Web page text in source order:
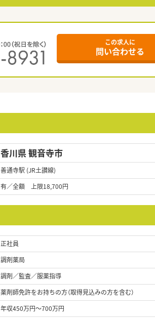
この求人に
問い合わせる
香川県 観音寺市
善通寺駅 (JR土讃線)
有／全額 上限18,700円
正社員
調剤薬局
調剤／監査／服薬指導
薬剤師免許をお持ちの方（取得見込みの方を含む）
年収450万円～700万円